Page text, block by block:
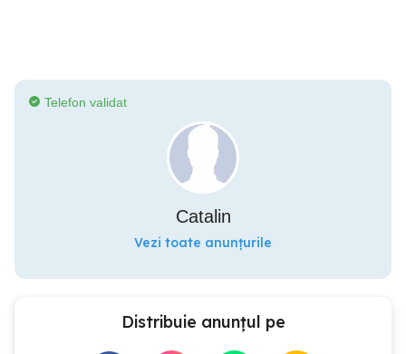
Telefon validat
Catalin
Vezi toate anunțurile
Distribuie anunțul pe